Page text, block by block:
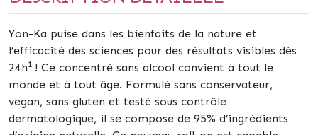
Yon-Ka puise dans les bienfaits de la nature et
l’efficacité des sciences pour des résultats visibles dès
24h1 ! Ce concentré sans alcool convient à tout le
monde et à tout âge. Formulé sans conservateur,
vegan, sans gluten et testé sous contrôle
dermatologique, il se compose de 95% d’ingrédients